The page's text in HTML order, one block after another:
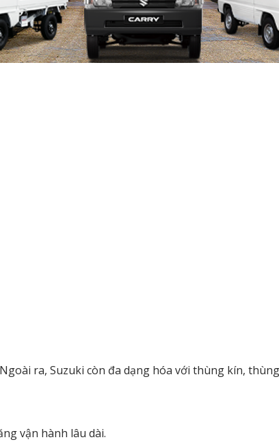
ra, Suzuki còn đa dạng hóa với thùng kín,
vận hành lâu dài.